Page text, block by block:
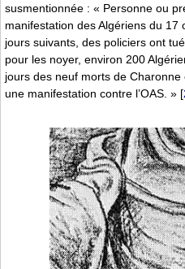
susmentionnée : « Personne ou
manifestation des Algériens du
jours suivants, des policiers ont
pour les noyer, environ 200
jours des neuf morts de
une manifestation contre l’OAS. » [